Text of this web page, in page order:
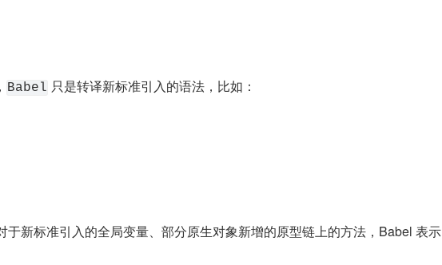
Babel 只是转译新标准引入的语法，比如：
于新标准引入的全局变量、部分原生对象新增的原型链上的方法，Babel 表示